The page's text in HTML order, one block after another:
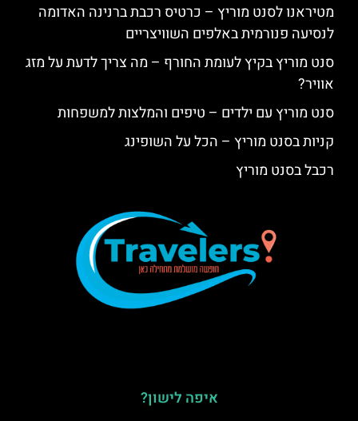
מטיראנו לסנט מוריץ – כרטיס רכבת ברנינה האדומה
לנסיעה פנורמית באלפים השוויצריים
סנט מוריץ בקיץ לעומת החורף – מה צריך לדעת על מזג
אוויר?
סנט מוריץ עם ילדים – טיפים והמלצות למשפחות
קניות בסנט מוריץ – הכל על השופינג
רכבל בסנט מוריץ
איפה לישון?